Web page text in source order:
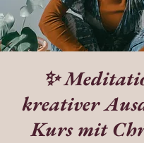
✨
kreativer
Kurs mit